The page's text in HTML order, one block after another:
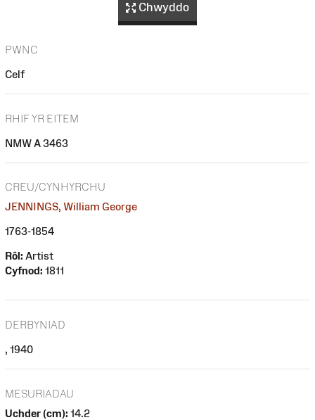
Chwyddo
PWNC
Celf
RHIF YR EITEM
NMW A 3463
CREU/CYNHYRCHU
JENNINGS, William George
1763-1854
Rôl: Artist
Cyfnod: 1811
DERBYNIAD
, 1940
MESURIADAU
Uchder (cm): 14.2